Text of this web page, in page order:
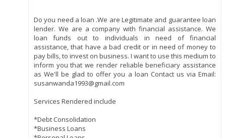
Do you need a loan .We are Legitimate and guarantee loan
lender. We are a company with financial assistance. We
loan funds out to individuals in need of financial
assistance, that have a bad credit or in need of money to
pay bills, to invest on business. I want to use this medium to
inform you that we render reliable beneficiary assistance
as We'll be glad to offer you a loan Contact us via Email:
susanwanda1993@gmail.com
Services Rendered include
*Debt Consolidation
*Business Loans